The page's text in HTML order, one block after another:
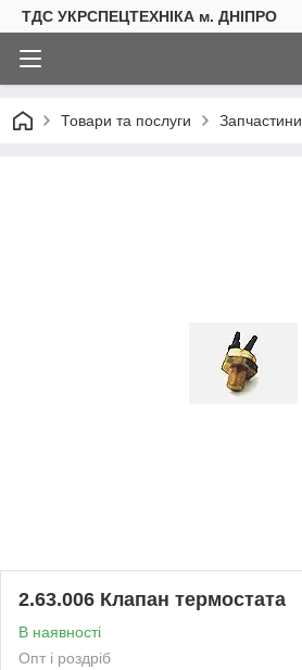
ТДС УКРСПЕЦТЕХНІКА м. ДНІПРО
Товари та послуги Запчастини
2.63.006 Клапан термостата
В наявності
Опт і роздріб